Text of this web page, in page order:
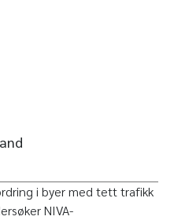
i byer med tett trafikk
NIVA-